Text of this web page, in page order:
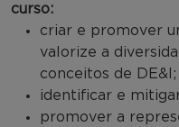
curso:
criar e promover
valorize a
conceitos de DE&I;
identificar e
promover a